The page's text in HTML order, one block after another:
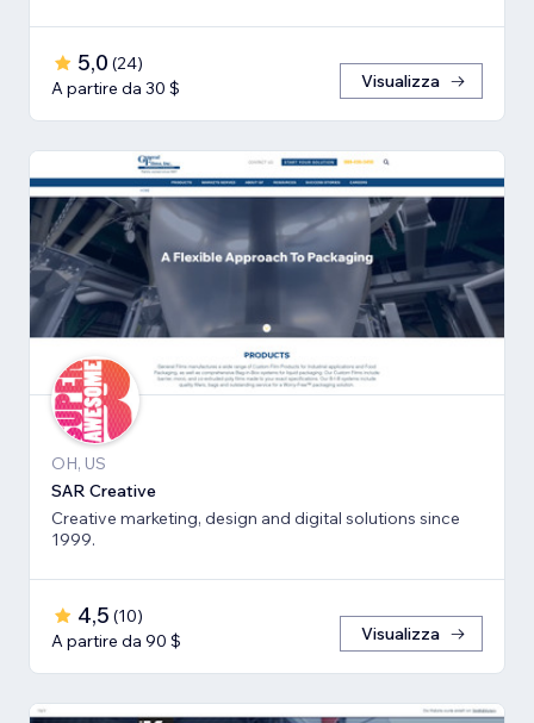
5,0 (24)
A partire da 30 $
Visualizza
OH, US
SAR Creative
Creative marketing, design and digital solutions since
1999.
4,5 (10)
A partire da 90 $
Visualizza